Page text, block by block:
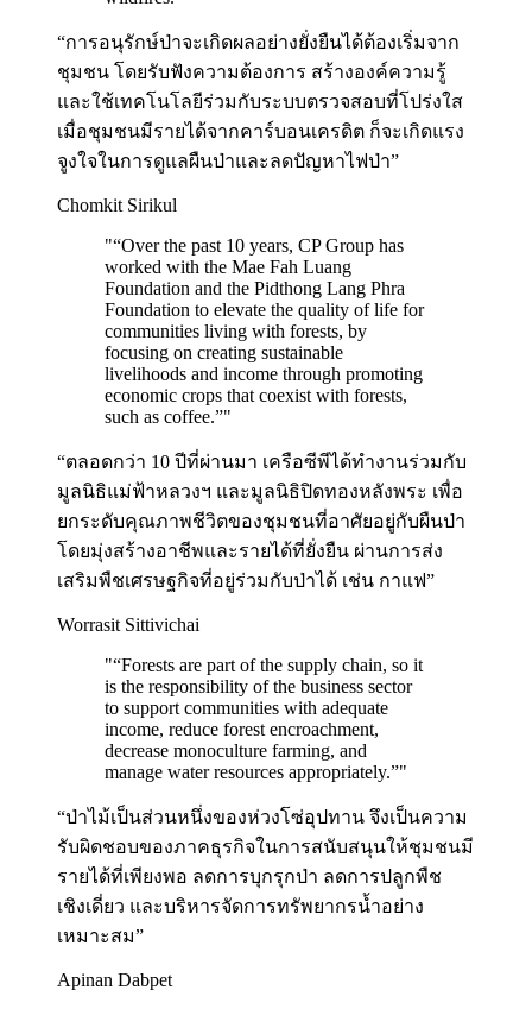
“การอนุรักษ์ป่าจะเกิดผลอย่างยั่งยืนได้ต้องเริ่มจาก
ชุมชน โดยรับฟังความต้องการ สร้างองค์ความรู้
และใช้เทคโนโลยีร่วมกับระบบตรวจสอบที่โปร่งใส
เมื่อชุมชนมีรายได้จากคาร์บอนเครดิต ก็จะเกิดแรง
จูงใจในการดูแลผืนป่าและลดปัญหาไฟป่า”
Chomkit Sirikul
"“Over the past 10 years, CP Group has
worked with the Mae Fah Luang
Foundation and the Pidthong Lang Phra
Foundation to elevate the quality of life for
communities living with forests, by
focusing on creating sustainable
livelihoods and income through promoting
economic crops that coexist with forests,
such as coffee.”"
“ตลอดกว่า 10 ปีที่ผ่านมา เครือซีพีได้ทำงานร่วมกับ
มูลนิธิแม่ฟ้าหลวงฯ และมูลนิธิปิดทองหลังพระ เพื่อ
ยกระดับคุณภาพชีวิตของชุมชนที่อาศัยอยู่กับผืนป่า
โดยมุ่งสร้างอาชีพและรายได้ที่ยั่งยืน ผ่านการส่ง
เสริมพืชเศรษฐกิจที่อยู่ร่วมกับป่าได้ เช่น กาแฟ”
Worrasit Sittivichai
"“Forests are part of the supply chain, so it
is the responsibility of the business sector
to support communities with adequate
income, reduce forest encroachment,
decrease monoculture farming, and
manage water resources appropriately.”"
“ป่าไม้เป็นส่วนหนึ่งของห่วงโซ่อุปทาน จึงเป็นความ
รับผิดชอบของภาคธุรกิจในการสนับสนุนให้ชุมชนมี
รายได้ที่เพียงพอ ลดการบุกรุกป่า ลดการปลูกพืช
เชิงเดี่ยว และบริหารจัดการทรัพยากรน้ำอย่าง
เหมาะสม”
Apinan Dabpet